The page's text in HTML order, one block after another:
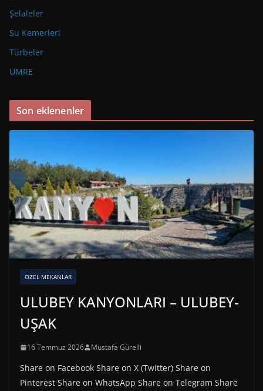
Şelaleler
Su Kemerleri
Türbeler
UMRE
Son eklenenler
ÖZEL MEKANLAR
ULUBEY KANYONLARI – ULUBEY-
UŞAK
16 Temmuz 2026 Mustafa Gürelli
Share on Facebook Share on X (Twitter) Share on
Pinterest Share on WhatsApp Share on Telegram Share